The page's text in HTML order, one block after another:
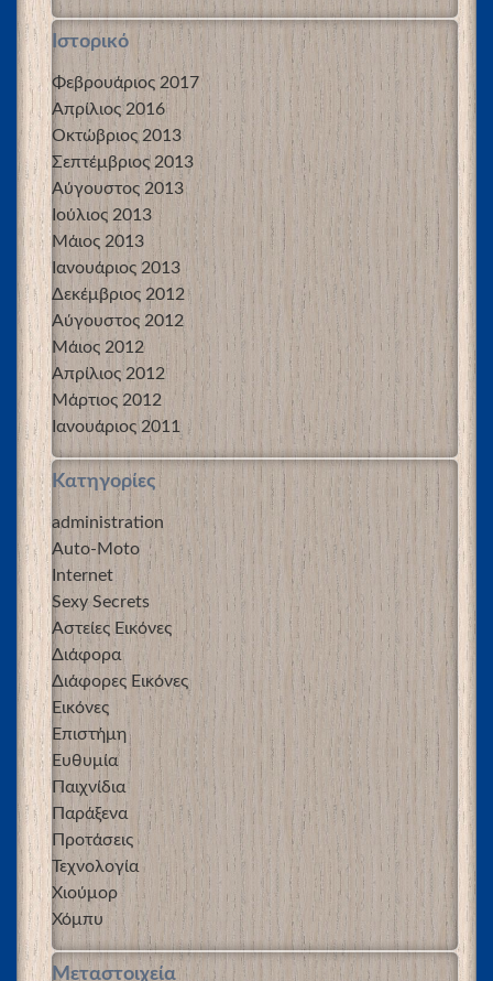
Ιστορικό
Φεβρουάριος 2017
Απρίλιος 2016
Οκτώβριος 2013
Σεπτέμβριος 2013
Αύγουστος 2013
Ιούλιος 2013
Μάιος 2013
Ιανουάριος 2013
Δεκέμβριος 2012
Αύγουστος 2012
Μάιος 2012
Απρίλιος 2012
Μάρτιος 2012
Ιανουάριος 2011
Kατηγορίες
administration
Auto-Moto
Internet
Sexy Secrets
Αστείες Εικόνες
Διάφορα
Διάφορες Εικόνες
Εικόνες
Επιστήμη
Ευθυμία
Παιχνίδια
Παράξενα
Προτάσεις
Τεχνολογία
Χιούμορ
Χόμπυ
Μεταστοιχεία